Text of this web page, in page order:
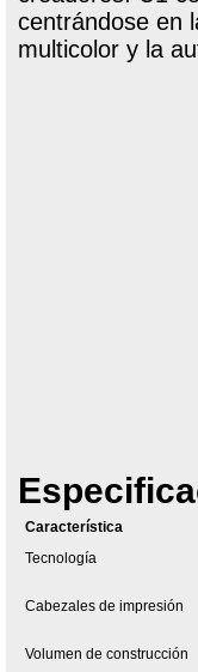
centrándose en
multicolor y la
Característica
Tecnología
Cabezales de impresión
Volumen de construcción